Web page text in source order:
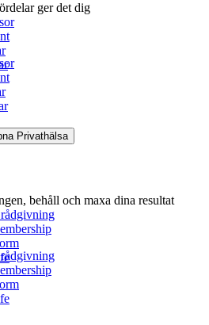
ger det dig
Privathälsa
behåll och maxa dina resultat